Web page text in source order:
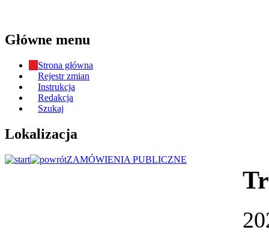
Główne menu
Strona główna
Rejestr zmian
Instrukcja
Redakcja
Szukaj
Lokalizacja
ZAMÓWIENIA PUBLICZNE